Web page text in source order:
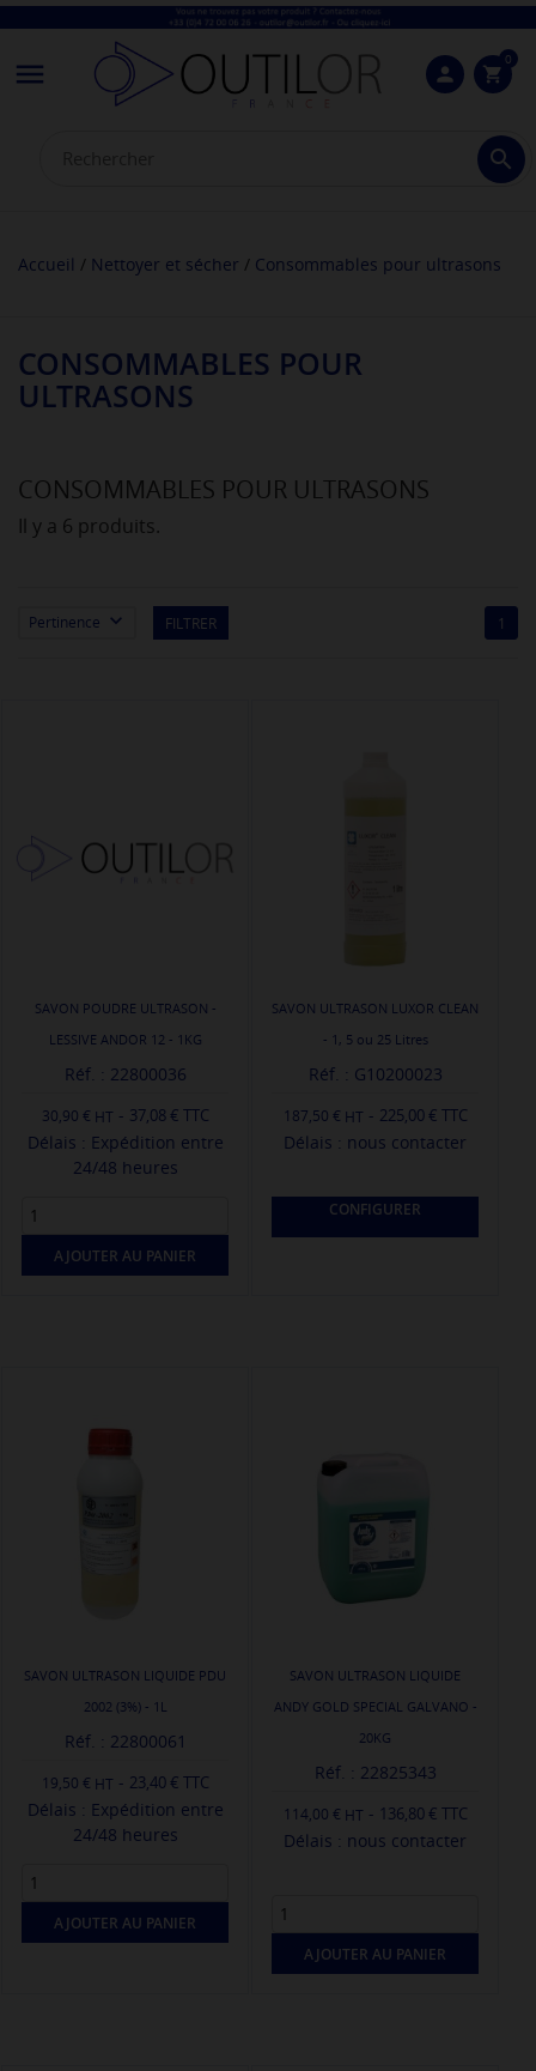
 person shopping_cart
0

Accueil Nettoyer et sécher Consommables pour ultrasons
CONSOMMABLES POUR
ULTRASONS
CONSOMMABLES POUR ULTRASONS
Il y a 6 produits.
Pertinence  FILTRER 1
SAVON POUDRE ULTRASON -
LESSIVE ANDOR 12 - 1KG
Réf. : 22800036
30,90 € - 37,08 € TTC
Délais : Expédition entre
24/48 heures
AJOUTER AU PANIER
SAVON ULTRASON LUXOR CLEAN
- 1, 5 ou 25 Litres
Réf. : G10200023
187,50 € - 225,00 € TTC
Délais : nous contacter
CONFIGURER
SAVON ULTRASON LIQUIDE PDU
2002 (3%) - 1L
Réf. : 22800061
19,50 € - 23,40 € TTC
Délais : Expédition entre
24/48 heures
AJOUTER AU PANIER
SAVON ULTRASON LIQUIDE
ANDY GOLD SPECIAL GALVANO -
20KG
Réf. : 22825343
114,00 € - 136,80 € TTC
Délais : nous contacter
AJOUTER AU PANIER